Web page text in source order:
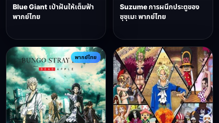
Blue Giant เป่าฝันให้เต็มฟ้า
พากย์ไทย
Suzume การผนึกประตูของ
ซุซุเมะ พากย์ไทย
พากย์ไทย